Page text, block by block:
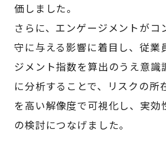
価しました。
さらに、エンゲージメントがコ
守に与える影響に着目し、従業
ジメント指数を算出のうえ意識
に分析することで、リスクの所
を高い解像度で可視化し、実効
の検討につなげました。